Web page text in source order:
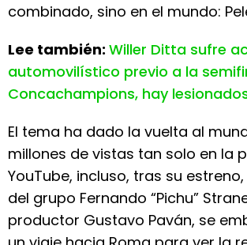
combinado, sino en el mundo:
Lee también: Willer Ditta sufre
automovilístico previo a la
Concachampions, hay
El tema ha dado la vuelta al
millones de vistas tan solo en la
YouTube, incluso, tras su
del grupo Fernando “Pichu”
productor Gustavo Paván, se